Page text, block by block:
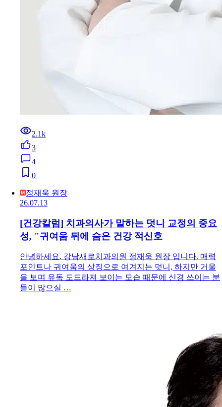
2.1k
3
4
0
정재욱 원장
26.07.13
[건강칼럼] 치과의사가 말하는 덧니 교정의 중요
성, "귀여움 뒤에 숨은 건강 적신호
안녕하세요. 강남새로치과의원 정재욱 원장 입니다. 매력
포인트나 귀여움의 상징으로 여겨지는 덧니, 하지만 거울
을 보며 유독 도드라져 보이는 모습 때문에 신경 쓰이는 분
들이 많으실 …